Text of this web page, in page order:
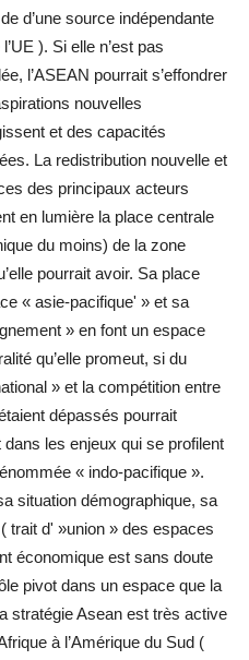
d’une source indépendante
). Si elle n’est pas
l’ASEAN pourrait s’effondrer
nouvelles
et des capacités
La redistribution nouvelle et
des principaux acteurs
en lumière la place centrale
du moins) de la zone
pourrait avoir. Sa place
« asie-pacifique' » et sa
» en font un espace
qu’elle promeut, si du
» et la compétition entre
dépassés pourrait
les enjeux qui se profilent
« indo-pacifique ».
situation démographique, sa
trait d' »union » des espaces
économique est sans doute
pivot dans un espace que la
stratégie Asean est très active
à l’Amérique du Sud (